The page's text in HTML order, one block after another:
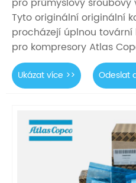
pro průmyslový šroubový
Tyto originální originální
procházejí úplnou
pro kompresory Atlas
Ukázat více >> Odeslat